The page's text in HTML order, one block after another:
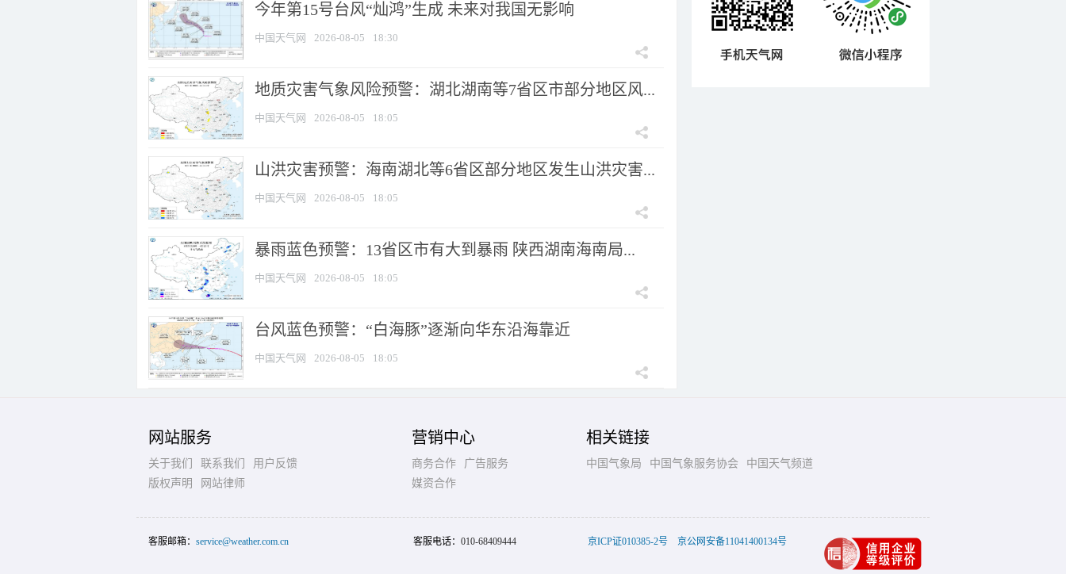
今年第15号台风“灿鸿”生成 未来对我国无影响
中国天气网 2026-08-05 18:30
地质灾害气象风险预警：湖北湖南等7省区市部分地区风...
中国天气网 2026-08-05 18:05
山洪灾害预警：海南湖北等6省区部分地区发生山洪灾害...
中国天气网 2026-08-05 18:05
暴雨蓝色预警：13省区市有大到暴雨 陕西湖南海南局...
中国天气网 2026-08-05 18:05
台风蓝色预警：“白海豚”逐渐向华东沿海靠近
中国天气网 2026-08-05 18:05
网站服务
关于我们 联系我们
用户反馈
版权声明
网站律师
营销中心
商务合作
广告服务
媒资合作
相关链接
中国气象局 中国气象服务协会 中国天气频道
客服邮箱： service@weather.com.cn 客服电话： 010-68409444 京ICP证010385-2号 京公网安备11041400134号